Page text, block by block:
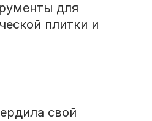
для
плитки и
свой